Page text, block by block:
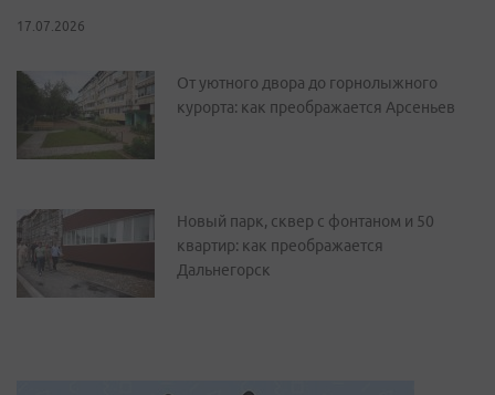
17.07.2026
От уютного двора до горнолыжного
курорта: как преображается Арсеньев
Новый парк, сквер с фонтаном и 50
квартир: как преображается
Дальнегорск